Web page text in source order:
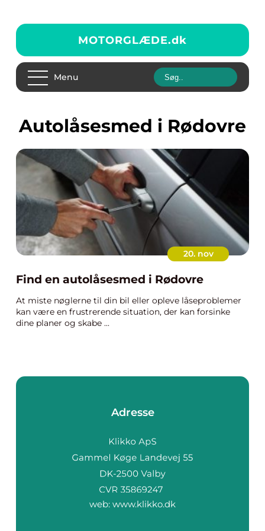
MOTORGLÆDE.dk
Menu
autolåsesmed i Rødovre
20. nov
Find en autolåsesmed i Rødovre
At miste nøglerne til din bil eller opleve låseproblemer
kan være en frustrerende situation, der kan forsinke
dine planer og skabe ...
Adresse
web: www.klikko.dk